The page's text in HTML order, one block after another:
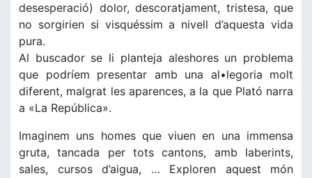
desesperació) dolor, descoratjament, tristesa, que
no sorgirien si visquéssim a nivell d’aquesta vida
pura.
Al buscador se li planteja aleshores un problema
que podríem presentar amb una al•legoria molt
diferent, malgrat les aparences, a la que Plató narra
a «La República».
Imaginem uns homes que viuen en una immensa
gruta, tancada per tots cantons, amb laberints,
sales, cursos d’aigua, … Exploren aquest món